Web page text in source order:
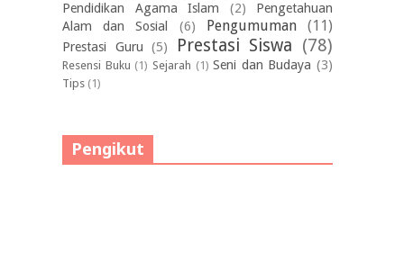
Pendidikan Agama Islam (2)
Pengetahuan
Alam dan Sosial
(6) Pengumuman (11)
Prestasi Guru (5) Prestasi Siswa (78)
Resensi Buku (1) Sejarah (1) Seni dan Budaya (3)
Tips (1)
Pengikut